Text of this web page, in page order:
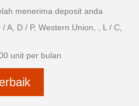
menerima deposit anda
A, D / P, Western Union, , L / C,
unit per bulan